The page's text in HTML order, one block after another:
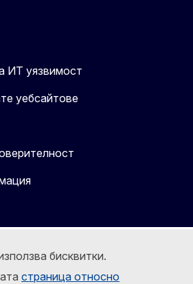
бисквитки.
страница относно
ИТ уязвимост
уебсайтове